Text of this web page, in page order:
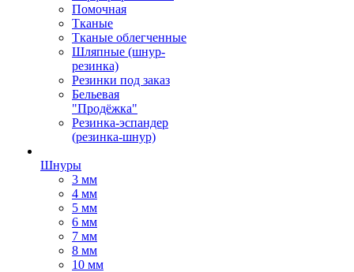
Помочная
Тканые
Тканые облегченные
Шляпные (шнур-
резинка)
Резинки под заказ
Бельевая
"Продёжка"
Резинка-эспандер
(резинка-шнур)
Шнуры
3 мм
4 мм
5 мм
6 мм
7 мм
8 мм
10 мм